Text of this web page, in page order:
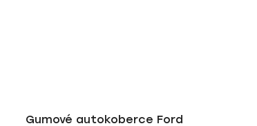
Gumové autokoberce Ford